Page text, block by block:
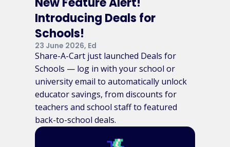
Introducing Deals for
Schools!
23 June 2026, Ed
Share-A-Cart just launched Deals for
Schools — log in with your school or
university email to automatically unlock
educator savings, from discounts for
teachers and school staff to featured
back-to-school deals.